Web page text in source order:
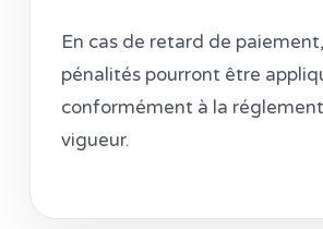
En cas de retard de
pénalités pourront être
conformément à la
vigueur.